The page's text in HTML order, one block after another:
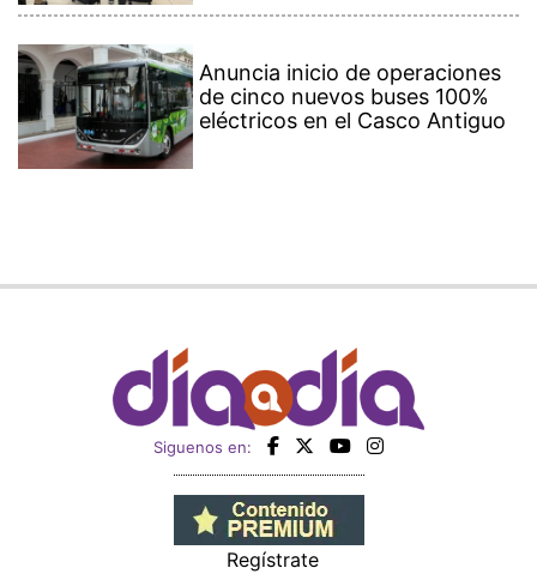
Anuncia inicio de operaciones
de cinco nuevos buses 100%
eléctricos en el Casco Antiguo
Siguenos en:
Regístrate